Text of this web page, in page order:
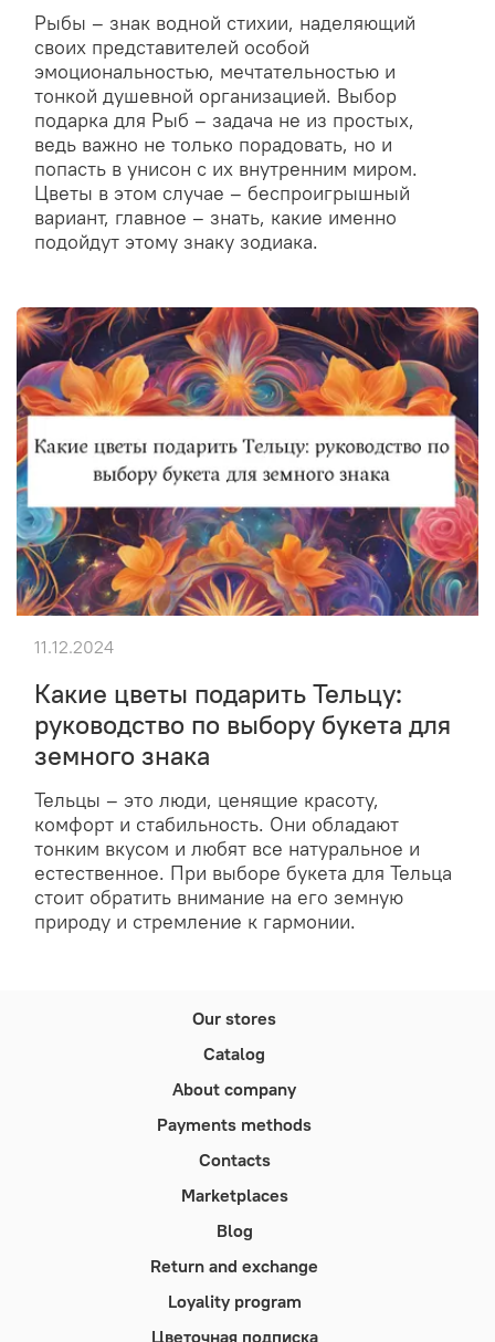
Рыбы – знак водной стихии, наделяющий
своих представителей особой
эмоциональностью, мечтательностью и
тонкой душевной организацией. Выбор
подарка для Рыб – задача не из простых,
ведь важно не только порадовать, но и
попасть в унисон с их внутренним миром.
Цветы в этом случае – беспроигрышный
вариант, главное – знать, какие именно
подойдут этому знаку зодиака.
Какие цветы подарить Тельцу:
руководство по выбору букета для
земного знака
Тельцы – это люди, ценящие красоту,
комфорт и стабильность. Они обладают
тонким вкусом и любят все натуральное и
естественное. При выборе букета для Тельца
стоит обратить внимание на его земную
природу и стремление к гармонии.
11.12.2024
Our stores
Catalog
About company
Payments methods
Contacts
Marketplaces
Blog
Return and exchange
Loyality program
Цветочная подписка